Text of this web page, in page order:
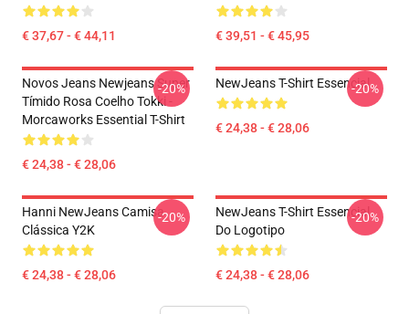
€ 37,67 - € 44,11 € 39,51 - € 45,95
Novos Jeans Newjeans Super
Tímido Rosa Coelho Tokki -
Morcaworks Essential T-Shirt
€ 24,38 - € 28,06
-20% NewJeans T-Shirt Essencial
€ 24,38 - € 28,06
-20%
Hanni NewJeans Camisa
Clássica Y2K
€ 24,38 - € 28,06
-20%
NewJeans T-Shirt Essencial
Do Logotipo
€ 24,38 - € 28,06
-20%